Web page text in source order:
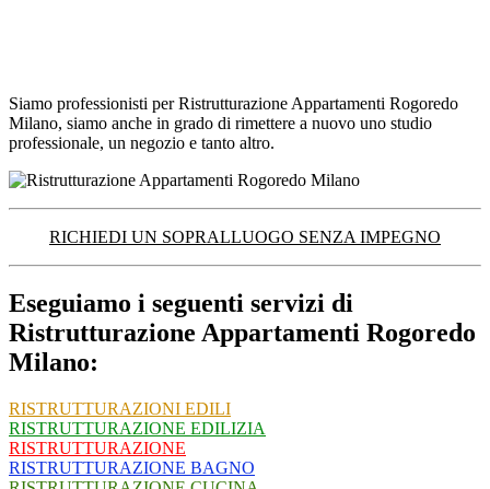
Siamo professionisti per Ristrutturazione Appartamenti Rogoredo
Milano, siamo anche in grado di rimettere a nuovo uno studio
professionale, un negozio e tanto altro.
RICHIEDI UN SOPRALLUOGO SENZA IMPEGNO
Eseguiamo i seguenti servizi di
Ristrutturazione Appartamenti Rogoredo
Milano:
RISTRUTTURAZIONI EDILI
RISTRUTTURAZIONE EDILIZIA
RISTRUTTURAZIONE
RISTRUTTURAZIONE BAGNO